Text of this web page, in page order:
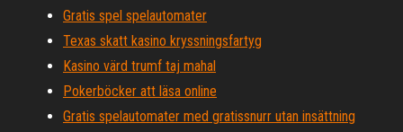
Gratis spel spelautomater
Texas skatt kasino kryssningsfartyg
Kasino värd trumf taj mahal
Pokerböcker att läsa online
Gratis spelautomater med gratissnurr utan insättning